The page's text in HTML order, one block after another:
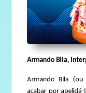
Armando Bila,
Armando Bila (ou
acabar por